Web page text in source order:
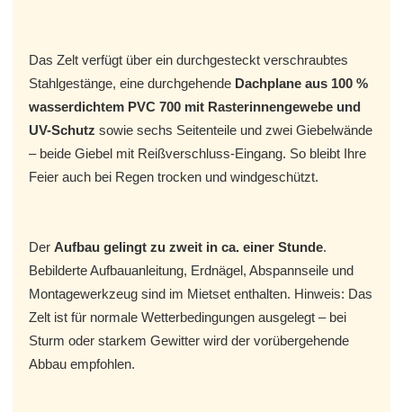
Das Zelt verfügt über ein durchgesteckt verschraubtes
Stahlgestänge, eine durchgehende Dachplane aus 100 %
wasserdichtem PVC 700 mit Rasterinnengewebe und
UV-Schutz sowie sechs Seitenteile und zwei Giebelwände
– beide Giebel mit Reißverschluss-Eingang. So bleibt Ihre
Feier auch bei Regen trocken und windgeschützt.
Der Aufbau gelingt zu zweit in ca. einer Stunde.
Bebilderte Aufbauanleitung, Erdnägel, Abspannseile und
Montagewerkzeug sind im Mietset enthalten. Hinweis: Das
Zelt ist für normale Wetterbedingungen ausgelegt – bei
Sturm oder starkem Gewitter wird der vorübergehende
Abbau empfohlen.